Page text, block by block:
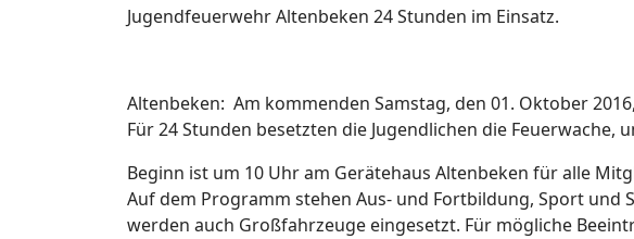
Jugendfeuerwehr Altenbeken 24 Stunden im Einsatz.
Altenbeken: Am kommenden Samstag, den 01. Oktober
Für 24 Stunden besetzten die Jugendlichen die
Beginn ist um 10 Uhr am Gerätehaus Altenbeken für alle
Auf dem Programm stehen Aus- und Fortbildung, Sport und
werden auch Großfahrzeuge eingesetzt. Für mögliche